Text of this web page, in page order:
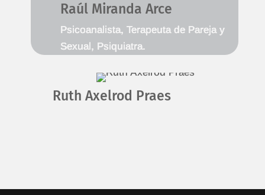
Raúl Miranda Arce
Psicoanalista, Terapeuta de Pareja y
Sexual, Psiquiatra.
Ruth Axelrod Praes